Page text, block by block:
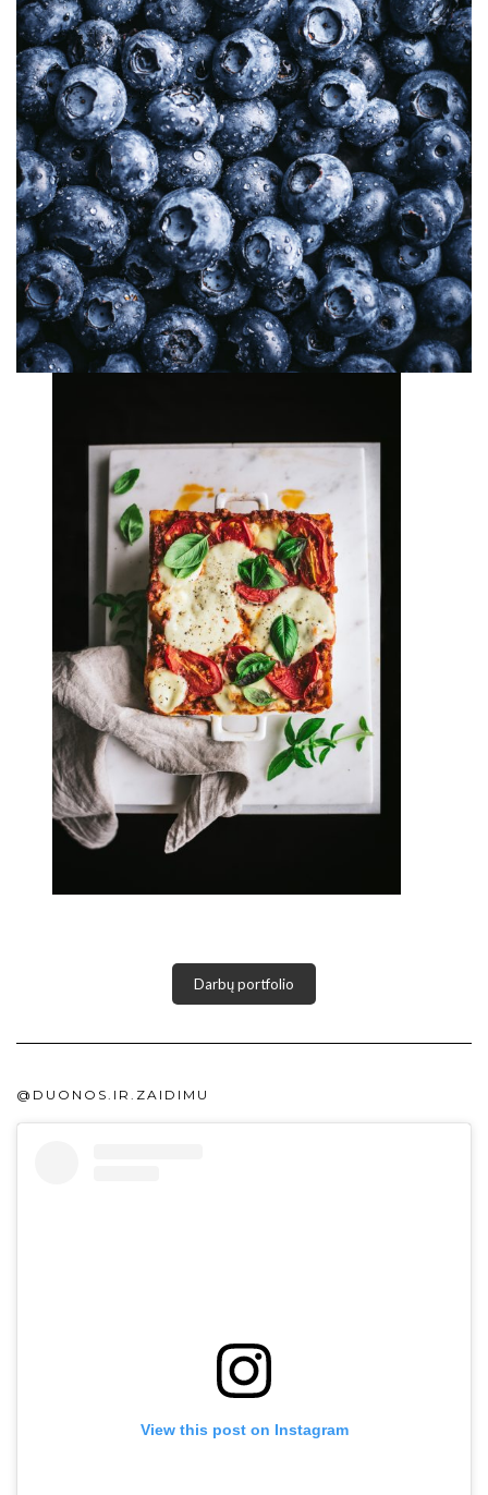
Darbų portfolio
@DUONOS.IR.ZAIDIMU
View this post on Instagram